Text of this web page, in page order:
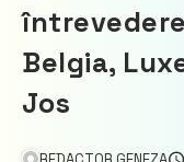
Belgia,
Jos